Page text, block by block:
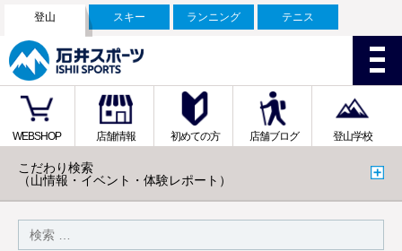
登山 スキー ランニング テニス
WEBSHOP 店舗情報 初めての方 店舗ブログ 登山学校
こだわり検索
（山情報・イベント・体験レポート）